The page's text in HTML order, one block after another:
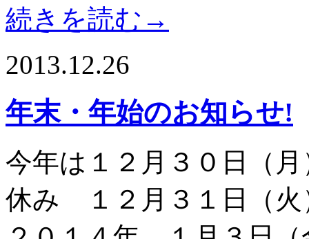
続きを読む→
2013.12.26
年末・年始のお知らせ!
今年は１２月３０日（
休み １２月３１日（火